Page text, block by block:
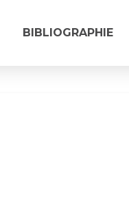
BIBLIOGRAPHIE